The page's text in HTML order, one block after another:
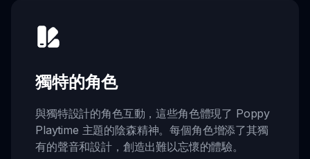
獨特的角色
與獨特設計的角色互動，這些角色體現了 Poppy
Playtime 主題的陰森精神。每個角色增添了其獨
有的聲音和設計，創造出難以忘懷的體驗。